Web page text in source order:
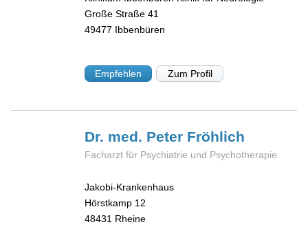
Große Straße 41
49477 Ibbenbüren
Empfehlen Zum Profil
Dr. med. Peter Fröhlich
Facharzt für Psychiatrie und Psychotherapie
Jakobi-Krankenhaus
Hörstkamp 12
48431 Rheine